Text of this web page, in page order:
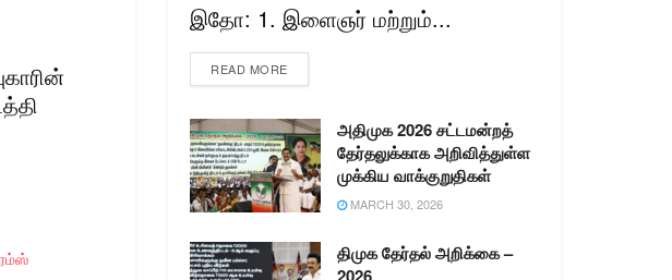
இதோ: 1. இளைஞர் மற்றும்...
READ MORE
அதிமுக 2026 சட்டமன்றத்
தேர்தலுக்காக அறிவித்துள்ள
முக்கிய வாக்குறுதிகள்
MARCH 30, 2026
திமுக தேர்தல் அறிக்கை –